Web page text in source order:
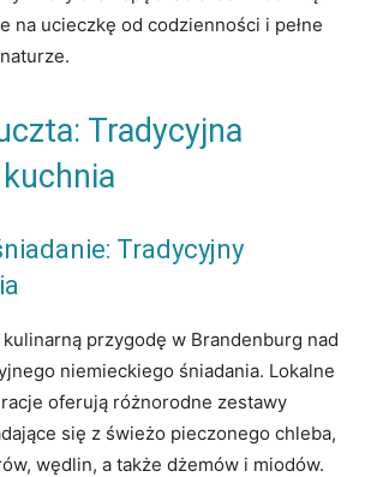
na ucieczkę od codzienności i pełne
Tradycyjna
Tradycyjny
przygodę w Brandenburg nad
niemieckiego śniadania. Lokalne
oferują różnorodne zestawy
się z świeżo pieczonego chleba,
wędlin, a także dżemów i miodów.